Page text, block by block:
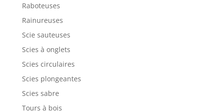
Raboteuses
Rainureuses
Scie sauteuses
Scies à onglets
Scies circulaires
Scies plongeantes
Scies sabre
Tours à bois